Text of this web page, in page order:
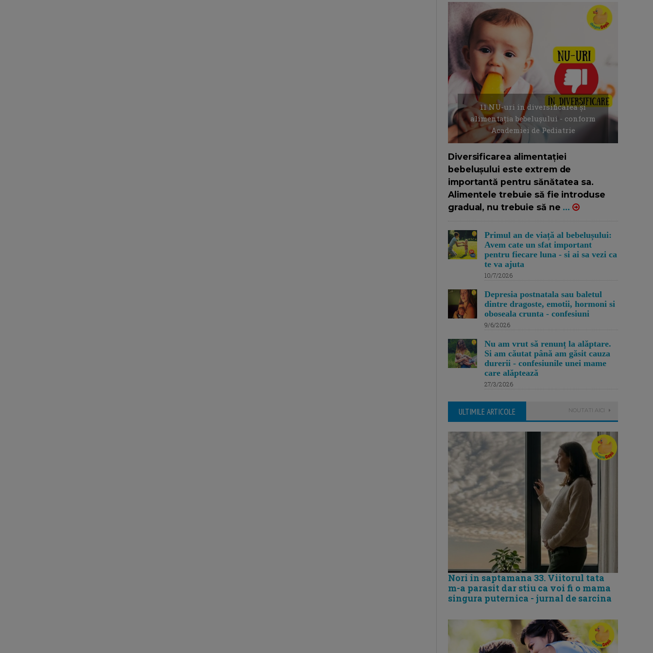
11 NU-uri in diversificarea și
alimentația bebelușului - conform
Academiei de Pediatrie
Diversificarea alimentației
bebelușului este extrem de
importantă pentru sănătatea sa.
Alimentele trebuie să fie introduse
gradual, nu trebuie să ne ...
Primul an de viață al bebelușului:
Avem cate un sfat important
pentru fiecare luna - si ai sa vezi ca
te va ajuta
10/7/2026
Depresia postnatala sau baletul
dintre dragoste, emotii, hormoni si
oboseala crunta - confesiuni
9/6/2026
Nu am vrut să renunț la alăptare.
Si am căutat până am găsit cauza
durerii - confesiunile unei mame
care alăptează
27/3/2026
ULTIMILE ARTICOLE NOUTATI AICI
Nori in saptamana 33. Viitorul tata
m-a parasit dar stiu ca voi fi o mama
singura puternica - jurnal de sarcina